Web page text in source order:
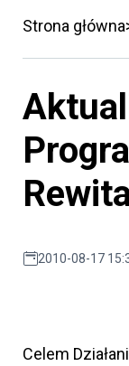
Strona główna
2010-08-17
Celem